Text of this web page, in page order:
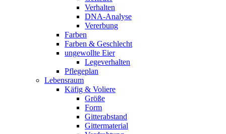
Verhalten
DNA-Analyse
Vererbung
Farben
Farben & Geschlecht
ungewollte Eier
Legeverhalten
Pflegeplan
Lebensraum
Käfig & Voliere
Größe
Form
Gitterabstand
Gittermaterial